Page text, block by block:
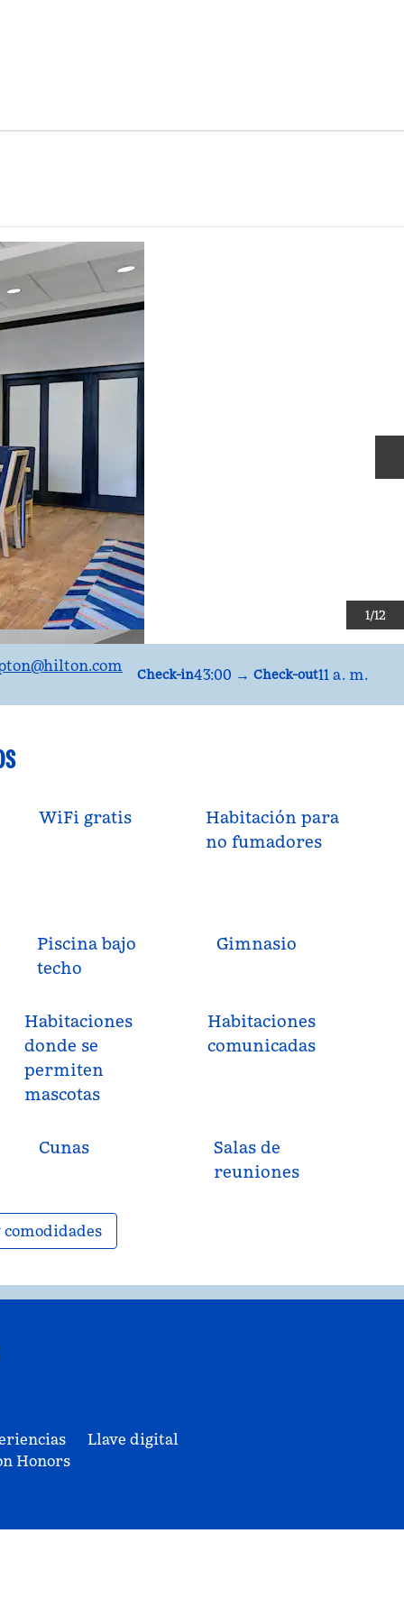
1/12
@hilton.com Check-in43:00 → Check-out11 a. m.
WiFi gratis
Habitación para
no fumadores
Piscina bajo
techo
Gimnasio
Habitaciones
donde se
permiten
mascotas
Habitaciones
comunicadas
Cunas
Salas de
reuniones
comodidades
Honors
Llave digital